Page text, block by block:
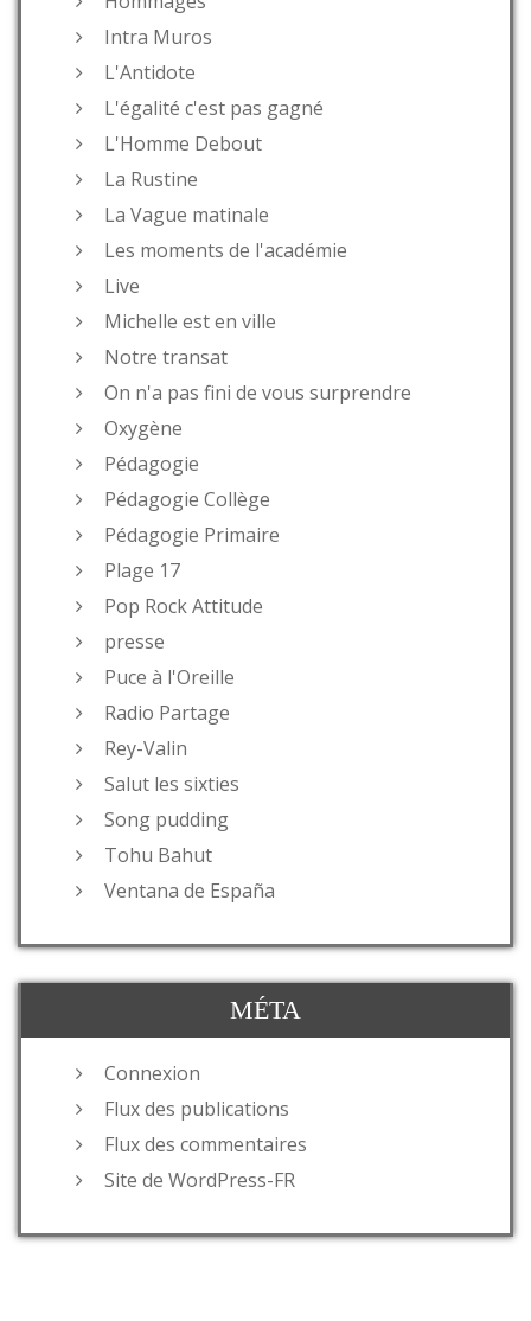
Intra Muros
L'Antidote
L'égalité c'est pas gagné
L'Homme Debout
La Rustine
La Vague matinale
Les moments de l'académie
Live
Michelle est en ville
Notre transat
On n'a pas fini de vous surprendre
Oxygène
Pédagogie
Pédagogie Collège
Pédagogie Primaire
Plage 17
Pop Rock Attitude
presse
Puce à l'Oreille
Radio Partage
Rey-Valin
Salut les sixties
Song pudding
Tohu Bahut
Ventana de España
MÉTA
Connexion
Flux des publications
Flux des commentaires
Site de WordPress-FR